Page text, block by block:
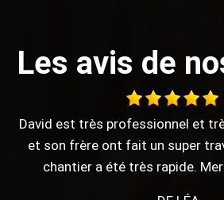
Les avis de
Mr UHLMANN (Père) est
soucieux de faire plaisir à son
soigneux. De manière générale, je